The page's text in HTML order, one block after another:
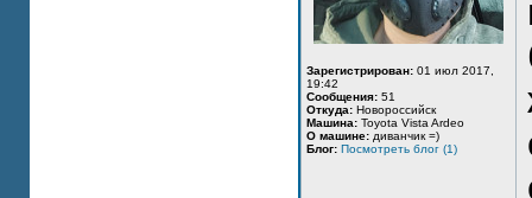
Зарегистрирован: 01 июл 2017,
19:42
Сообщения: 51
Откуда: Новороссийск
Машина: Toyota Vista Ardeo
О машине: диванчик =)
Блог: Посмотреть блог (1)